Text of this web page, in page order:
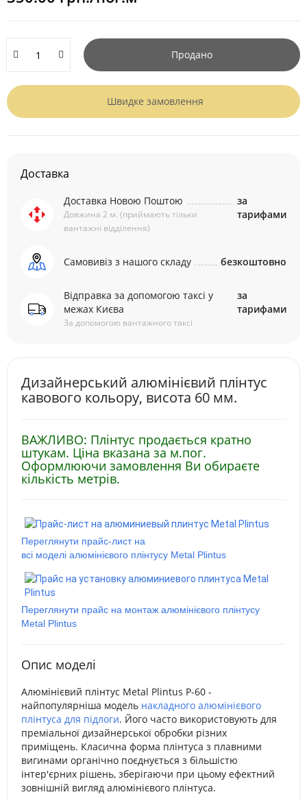
Продано
Швидке замовлення
Доставка
Доставка Новою Поштою
Довжина 2 м. (приймають тільки
вантажні відділення)
за
тарифами
Самовивіз з нашого складу безкоштовно
Відправка за допомогою таксі у
межах Києва
За допомогою вантажного таксі
за
тарифами
Дизайнерський алюмінієвий плінтус
кавового кольору, висота 60 мм.
ВАЖЛИВО: Плінтус продається кратно
штукам. Ціна вказана за м.пог.
Оформлюючи замовлення Ви обираєте
кількість метрів.
Переглянути прайс-лист на
всі моделі алюмінієвого плінтусу Metal Plintus
Переглянути прайс на монтаж алюмінієвого плінтусу
Metal Plintus
Опис моделі
Алюмінієвий плінтус Metal Plintus P-60 -
найпопулярніша модель накладного алюмінієвого
плінтуса для підлоги. Його часто використовують для
преміальної дизайнерської обробки різних
приміщень. Класична форма плінтуса з плавними
вигинами органічно поєднується з більшістю
інтер'єрних рішень, зберігаючи при цьому ефектний
зовнішній вигляд алюмінієвого плінтуса.